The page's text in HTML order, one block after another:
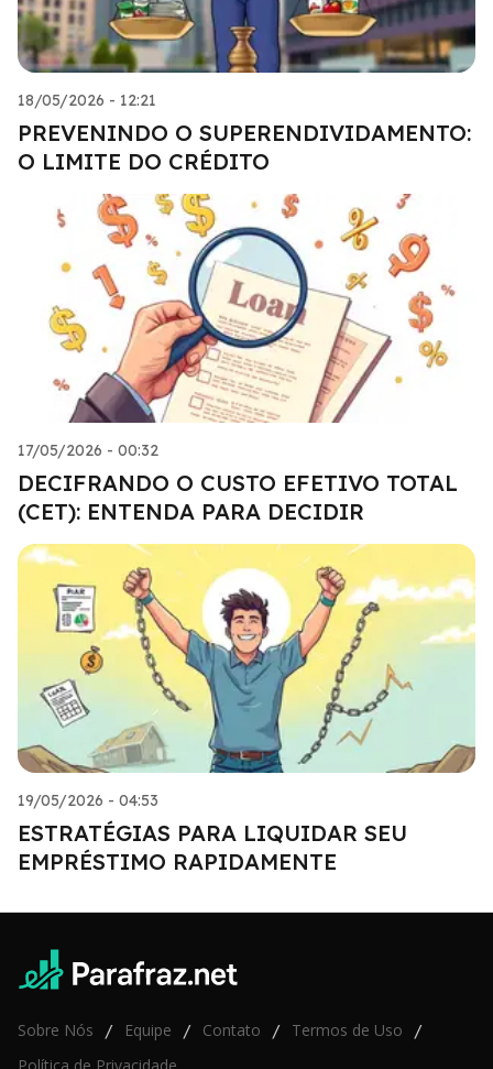
18/05/2026 - 12:21
PREVENINDO O SUPERENDIVIDAMENTO:
O LIMITE DO CRÉDITO
17/05/2026 - 00:32
DECIFRANDO O CUSTO EFETIVO TOTAL
(CET): ENTENDA PARA DECIDIR
19/05/2026 - 04:53
ESTRATÉGIAS PARA LIQUIDAR SEU
EMPRÉSTIMO RAPIDAMENTE
Sobre Nós / Equipe / Contato / Termos de Uso /